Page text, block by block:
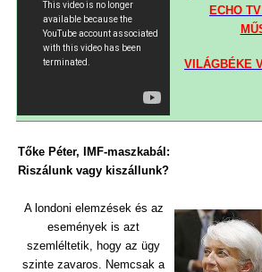
ECHO
VILÁGBÉKE
Tőke Péter, IMF-maszkabál:
Riszálunk vagy kiszállunk?
A londoni elemzések és az
események is azt
szemléltetik, hogy az ügy
szinte zavaros. Nemcsak a